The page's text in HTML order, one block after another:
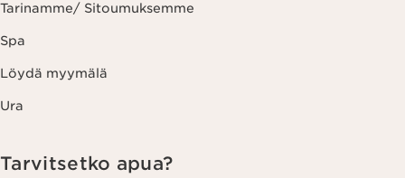
Tarinamme/ Sitoumuksemme
Spa
Löydä myymälä
Ura
Tarvitsetko apua?